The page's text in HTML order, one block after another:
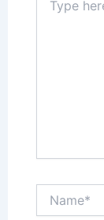
here..